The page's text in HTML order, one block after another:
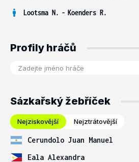
Lootsma N. - Koenders R.
Profily hráčů
Sázkařský žebříček
Nejziskovější Nejztrátovější
Cerundolo Juan Manuel
Eala Alexandra